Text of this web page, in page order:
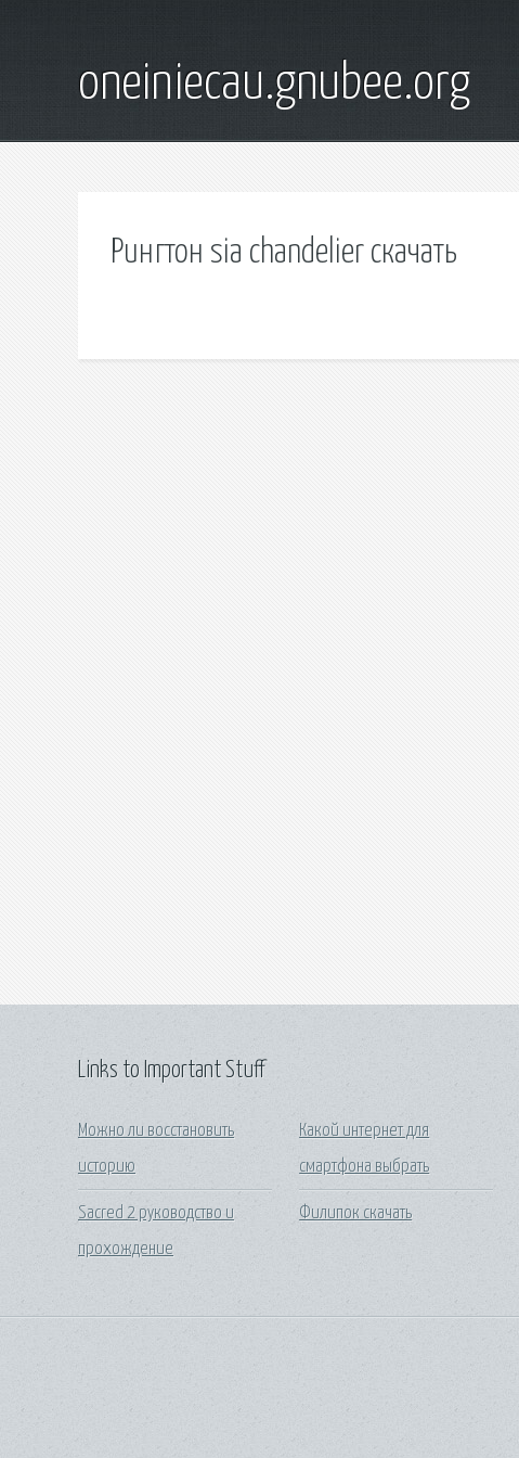
oneiniecau.gnubee.org
Рингтон sia chandelier скачать
Links to Important Stuff
Можно ли восстановить
историю
Sacred 2 руководство и
прохождение
Какой интернет для
смартфона выбрать
Филипок скачать